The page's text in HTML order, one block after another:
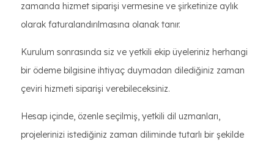
zamanda hizmet siparişi vermesine ve şirketinize aylık
olarak faturalandırılmasına olanak tanır.
Kurulum sonrasında siz ve yetkili ekip üyeleriniz herhangi
bir ödeme bilgisine ihtiyaç duymadan dilediğiniz zaman
çeviri hizmeti siparişi verebileceksiniz.
Hesap içinde, özenle seçilmiş, yetkili dil uzmanları,
projelerinizi istediğiniz zaman diliminde tutarlı bir şekilde